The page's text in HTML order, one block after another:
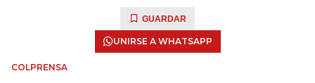
GUARDAR
UNIRSE A WHATSAPP
COLPRENSA